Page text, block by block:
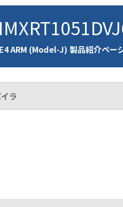
ARM (Model-J) 製品紹介ペー
ラ